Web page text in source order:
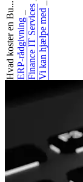
Vi kan hjælpe med
_
Finance IT Services
ERP-rådgivning
_
Hvad koster en Bu...